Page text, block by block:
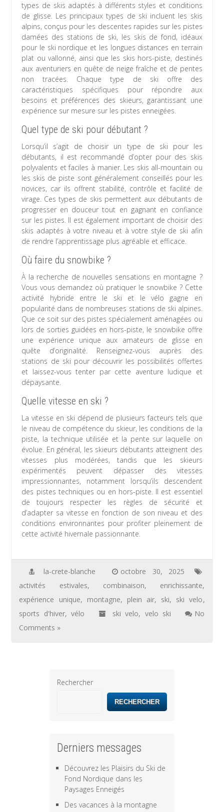
types de skis adaptés à différents styles et conditions
de glisse. Les principaux types de ski incluent les skis
alpins, conçus pour les descentes rapides sur les pistes
damées des stations de ski, les skis de fond, idéaux
pour le ski nordique et les longues distances en terrain
plat ou vallonné, ainsi que les skis hors-piste, destinés
aux aventuriers en quête de neige fraîche et de pentes
non tracées. Chaque type de ski offre des
caractéristiques spécifiques pour répondre aux
besoins et préférences des skieurs, garantissant une
expérience sur mesure sur les pistes enneigées.
Quel type de ski pour débutant ?
Lorsqu’il s’agit de choisir un type de ski pour les
débutants, il est recommandé d’opter pour des skis
polyvalents et faciles à manier. Les skis all-mountain ou
les skis de piste sont généralement conseillés pour les
novices, car ils offrent stabilité, contrôle et facilité de
virage. Ces types de skis permettent aux débutants de
progresser en douceur tout en gagnant en confiance
sur les pistes. Il est également important de choisir des
skis adaptés à votre niveau et à votre style de ski afin
de rendre l’apprentissage plus agréable et efficace.
Où faire du snowbike ?
À la recherche de nouvelles sensations en montagne ?
Vous vous demandez où pratiquer le snowbike ? Cette
activité hybride entre le ski et le vélo gagne en
popularité dans de nombreuses stations de ski alpines.
Que ce soit sur des pistes spécialement aménagées ou
lors de sorties guidées en hors-piste, le snowbike offre
une expérience unique aux amateurs de glisse en
quête d’originalité. Renseignez-vous auprès des
stations de ski pour découvrir les possibilités offertes
et laissez-vous tenter par cette aventure ludique et
dépaysante.
Quelle vitesse en ski ?
La vitesse en ski dépend de plusieurs facteurs tels que
le niveau de compétence du skieur, les conditions de la
piste, la technique utilisée et la pente sur laquelle on
évolue. En général, les skieurs débutants atteignent des
vitesses plus modérées, tandis que les skieurs
expérimentés peuvent dépasser des vitesses
impressionnantes, notamment lorsqu’ils descendent
des pistes techniques ou en hors-piste. Il est essentiel
de toujours respecter les règles de sécurité et
d’adapter sa vitesse en fonction de son niveau et des
conditions environnantes pour profiter pleinement de
cette activité hivernale passionnante.
la-crete-blanche
octobre 30, 2025
activités estivales, combinaison, enrichissante,
expérience unique, montagne, plein air, ski, ski velo,
sports d'hiver,vélo ski velo, velo ski
No
Comments »
Rechercher
RECHERCHER
Derniers messages
Découvrez les Plaisirs du Ski de
Fond Nordique dans les
Paysages Enneigés
Des vacances à la montagne